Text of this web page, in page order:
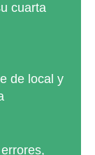
cuarta
de local y